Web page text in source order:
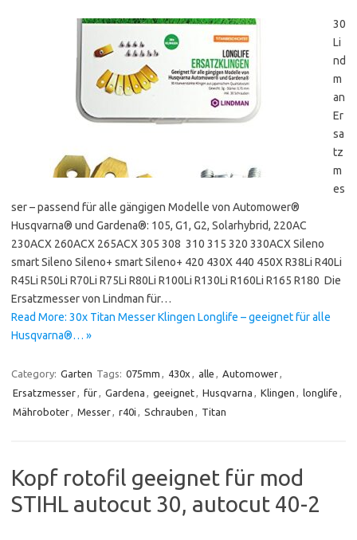
30
Li
nd
m
an
Er
sa
tz
m
es
ser – passend für alle gängigen Modelle von Automower®
Husqvarna® und Gardena®: 105, G1, G2, Solarhybrid, 220AC
230ACX 260ACX 265ACX 305 308 310 315 320 330ACX Sileno
smart Sileno Sileno+ smart Sileno+ 420 430X 440 450X R38Li R40Li
R45Li R50Li R70Li R75Li R80Li R100Li R130Li R160Li R165 R180 Die
Ersatzmesser von Lindman für…
Read More: 30x Titan Messer Klingen Longlife – geeignet für alle
Husqvarna®… »
Category: Garten Tags: 075mm , 430x , alle , Automower,
Ersatzmesser, für, Gardena , geeignet, Husqvarna , Klingen , longlife ,
Mähroboter, Messer, r40i , Schrauben , Titan
Kopf rotofil geeignet für mod
STIHL autocut 30, autocut 40-2